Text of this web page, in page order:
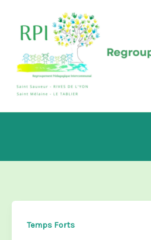
contenu
Temps Forts